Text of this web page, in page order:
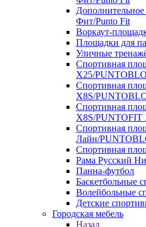
Фит/Punto Fit
Воркаут-
Площадки для
Уличные
Спортивная
Х25/
Спортивная
X8S/
Спортивная
X8S/PUNTOFIT
Спортивная
Лайн/
Спортивная
Рама Русский
Панна-футбол
Баскетбольные
Волейбольные
Детские
Городская мебель
Назад